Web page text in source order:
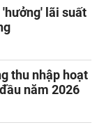
lãi suất
thu nhập hoạt
năm 2026